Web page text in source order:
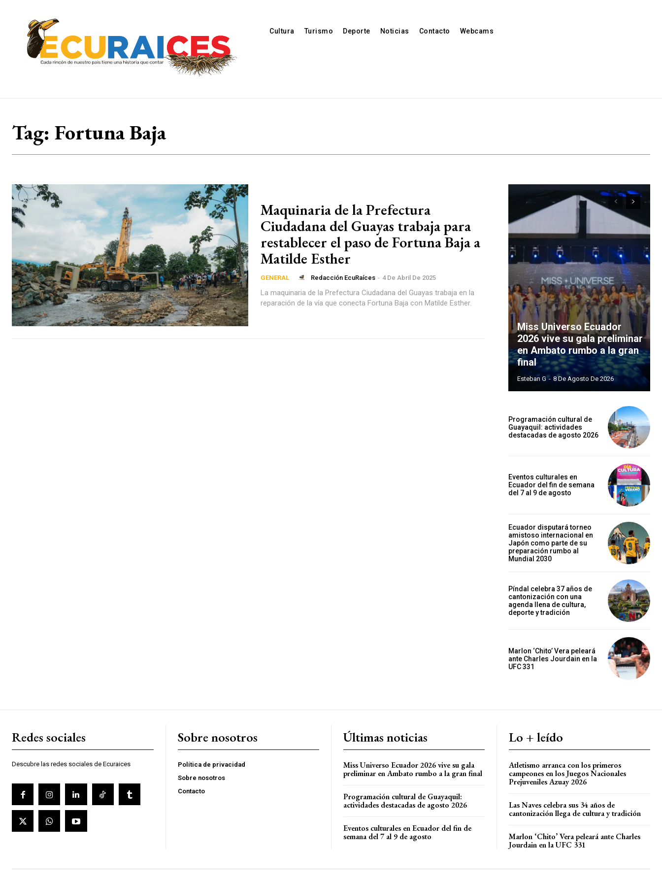
Cultura Turismo Deporte Noticias Contacto Webcams
Tag: Fortuna Baja
Maquinaria de la Prefectura
Ciudadana del Guayas trabaja para
restablecer el paso de Fortuna Baja a
Matilde Esther
GENERAL Redacción EcuRaíces - 4 De Abril De 2025
La maquinaria de la Prefectura Ciudadana del Guayas trabaja en la
reparación de la vía que conecta Fortuna Baja con Matilde Esther.
Miss Universo Ecuador
2026 vive su gala preliminar
en Ambato rumbo a la gran
final
Esteban G - 8 De Agosto De 2026
Programación cultural de
Guayaquil: actividades
destacadas de agosto 2026
Eventos culturales en
Ecuador del fin de semana
del 7 al 9 de agosto
Ecuador disputará torneo
amistoso internacional en
Japón como parte de su
preparación rumbo al
Mundial 2030
Píndal celebra 37 años de
cantonización con una
agenda llena de cultura,
deporte y tradición
Marlon ‘Chito’ Vera peleará
ante Charles Jourdain en la
UFC 331
Redes sociales
Descubre las redes sociales de Ecuraices
Sobre nosotros
Política de privacidad
Sobre nosotros
Contacto
Últimas noticias
Miss Universo Ecuador 2026 vive su gala
preliminar en Ambato rumbo a la gran final
Programación cultural de Guayaquil:
actividades destacadas de agosto 2026
Eventos culturales en Ecuador del fin de
semana del 7 al 9 de agosto
Lo + leído
Atletismo arranca con los primeros
campeones en los Juegos Nacionales
Prejuveniles Azuay 2026
Las Naves celebra sus 34 años de
cantonización llega de cultura y tradición
Marlon ‘Chito’ Vera peleará ante Charles
Jourdain en la UFC 331